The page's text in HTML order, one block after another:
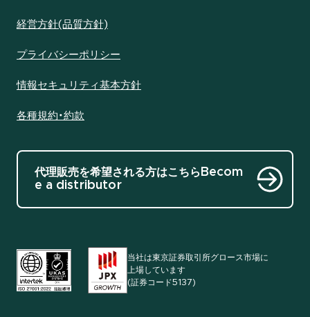
経営方針(品質方針)
プライバシーポリシー
情報セキュリティ基本方針
各種規約・約款
当社は東京証券取引所グロース市場に
上場しています
(証券コード5137)
代理販売を希望される方はこちら Becom
e a distributor